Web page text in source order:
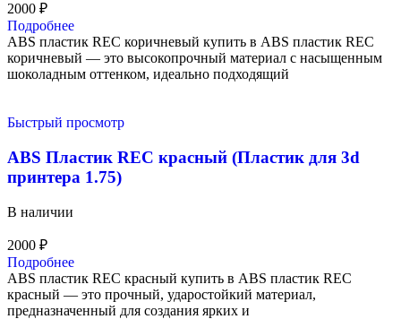
2000 ₽
Подробнее
ABS пластик REC коричневый купить в ABS пластик REC
коричневый — это высокопрочный материал с насыщенным
шоколадным оттенком, идеально подходящий
Быстрый просмотр
ABS Пластик REC красный (Пластик для 3d
принтера 1.75)
В наличии
2000 ₽
Подробнее
ABS пластик REC красный купить в ABS пластик REC
красный — это прочный, ударостойкий материал,
предназначенный для создания ярких и